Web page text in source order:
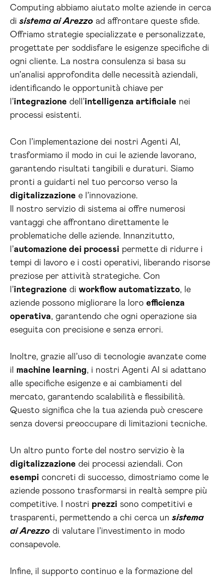
Computing abbiamo aiutato molte aziende in cerca
di sistema ai Arezzo ad affrontare queste sfide.
Offriamo strategie specializzate e personalizzate,
progettate per soddisfare le esigenze specifiche di
ogni cliente. La nostra consulenza si basa su
un’analisi approfondita delle necessità aziendali,
identificando le opportunità chiave per
l’integrazione dell’intelligenza artificiale nei
processi esistenti.
Con l’implementazione dei nostri Agenti AI,
trasformiamo il modo in cui le aziende lavorano,
garantendo risultati tangibili e duraturi. Siamo
pronti a guidarti nel tuo percorso verso la
digitalizzazione e l’innovazione.
Il nostro servizio di sistema ai offre numerosi
vantaggi che affrontano direttamente le
problematiche delle aziende. Innanzitutto,
l’automazione dei processi permette di ridurre i
tempi di lavoro e i costi operativi, liberando risorse
preziose per attività strategiche. Con
l’integrazione di workflow automatizzato, le
aziende possono migliorare la loro efficienza
operativa, garantendo che ogni operazione sia
eseguita con precisione e senza errori.
Inoltre, grazie all’uso di tecnologie avanzate come
il machine learning, i nostri Agenti AI si adattano
alle specifiche esigenze e ai cambiamenti del
mercato, garantendo scalabilità e flessibilità.
Questo significa che la tua azienda può crescere
senza doversi preoccupare di limitazioni tecniche.
Un altro punto forte del nostro servizio è la
digitalizzazione dei processi aziendali. Con
esempi concreti di successo, dimostriamo come le
aziende possono trasformarsi in realtà sempre più
competitive. I nostri prezzi sono competitivi e
trasparenti, permettendo a chi cerca un sistema
ai Arezzo di valutare l’investimento in modo
consapevole.
Infine, il supporto continuo e la formazione del